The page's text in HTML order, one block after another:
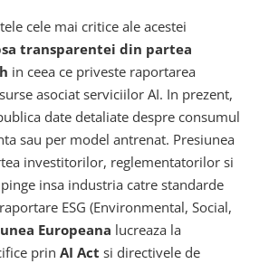
cele mai critice ale acestei
transparentei din partea
in ceea ce priveste raportarea
asociat serviciilor AI. In prezent,
date detaliate despre consumul
sau per model antrenat. Presiunea
investitorilor, reglementatorilor si
insa industria catre standarde
ESG (Environmental, Social,
Europeana lucreaza la
prin AI Act si directivele de